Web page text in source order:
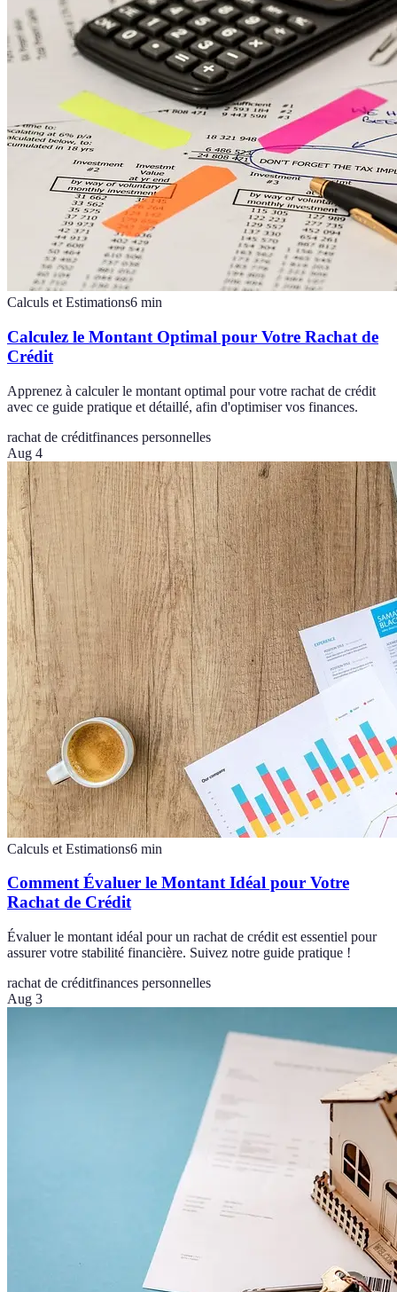
Calculs et Estimations6 min
Calculez le Montant Optimal pour Votre Rachat de
Crédit
Apprenez à calculer le montant optimal pour votre rachat de crédit
avec ce guide pratique et détaillé, afin d'optimiser vos finances.
rachat de créditfinances personnelles
Aug 4
Calculs et Estimations6 min
Comment Évaluer le Montant Idéal pour Votre
Rachat de Crédit
Évaluer le montant idéal pour un rachat de crédit est essentiel pour
assurer votre stabilité financière. Suivez notre guide pratique !
rachat de créditfinances personnelles
Aug 3